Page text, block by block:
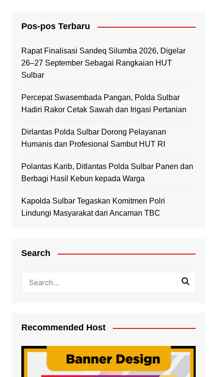
Pos-pos Terbaru
Rapat Finalisasi Sandeq Silumba 2026, Digelar
26–27 September Sebagai Rangkaian HUT
Sulbar
Percepat Swasembada Pangan, Polda Sulbar
Hadiri Rakor Cetak Sawah dan Irigasi Pertanian
Dirlantas Polda Sulbar Dorong Pelayanan
Humanis dan Profesional Sambut HUT RI
Polantas Karib, Ditlantas Polda Sulbar Panen dan
Berbagi Hasil Kebun kepada Warga
Kapolda Sulbar Tegaskan Komitmen Polri
Lindungi Masyarakat dari Ancaman TBC
Search
Recommended Host